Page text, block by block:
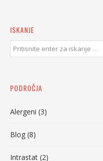
ISKANJE
PODROČJA
Alergeni (3)
Blog (8)
Intrastat (2)